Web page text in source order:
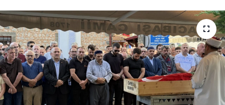
KÜLTÜR-SANAT
YAŞAM
RESMİ İLAN
Son Dakika Haberleri
Haber Arşivi